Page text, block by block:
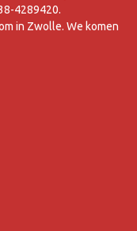
4289420.
in Zwolle. We komen